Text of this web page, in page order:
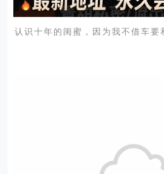
认识十年的闺蜜，因为我不借车要